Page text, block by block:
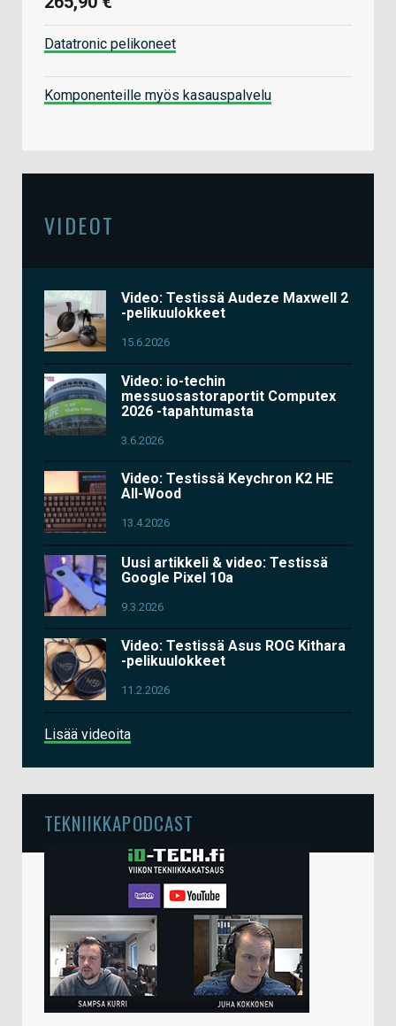
Datatronic pelikoneet
Komponenteille myös kasauspalvelu
VIDEOT
Video: Testissä Audeze Maxwell 2
-pelikuulokkeet
15.6.2026
Video: io-techin
messuosastoraportit Computex
2026 -tapahtumasta
3.6.2026
Video: Testissä Keychron K2 HE
All-Wood
13.4.2026
Uusi artikkeli & video: Testissä
Google Pixel 10a
9.3.2026
Video: Testissä Asus ROG Kithara
-pelikuulokkeet
11.2.2026
Lisää videoita
TEKNIIKKAPODCAST